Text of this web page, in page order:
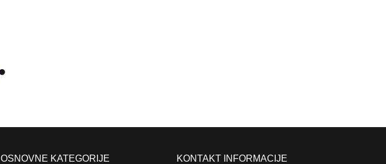
OSNOVNE KATEGORIJE KONTAKT INFORMACIJE